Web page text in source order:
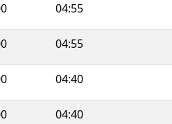
04:55
04:55
04:40
04:40